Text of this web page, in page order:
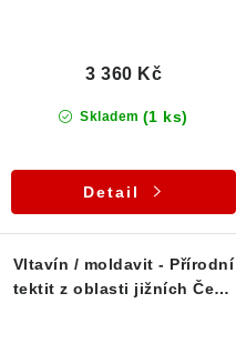
Skladem (1 ks)
3 360 Kč
Detail
Vltavín / moldavit - Přírodní
tektit z oblasti jižních Čech